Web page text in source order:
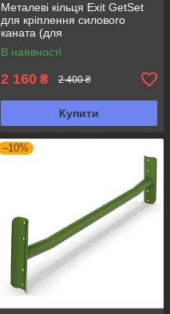
Металеві кільця Exit GetSet
для кріплення силового
каната (для
MB200,MB300,PS500,PS600)
В наявності
2 160 ₴ 2 400 ₴
Купити
–10%